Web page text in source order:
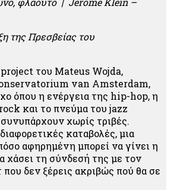
της Πρεσβείας του
project του Mateus Wojda,
van Amsterdam,
όπου η ενέργεια της hip-hop, η
και το πνεύμα του jazz
χωρίς τριβές.
καταβολές, μια
αφηρημένη μπορεί να γίνει η
χάσει τη σύνδεσή της με τον
δεν ξέρεις ακριβώς πού θα σε